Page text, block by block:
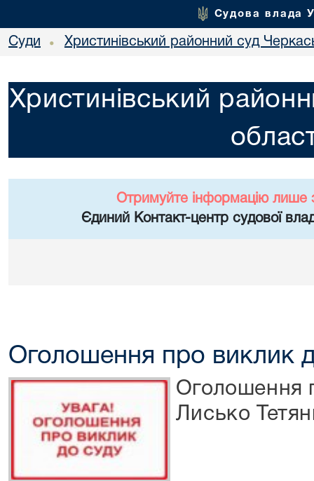
Судова влада
Суди • Христинівський районний суд
Христинівський
Отримуйте інформацію лише
Єдиний Контакт-центр судової
Оголошення про виклик
Оголошення
Лисько